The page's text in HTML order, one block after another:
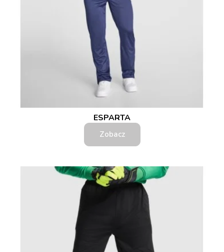
ESPARTA
Zobacz